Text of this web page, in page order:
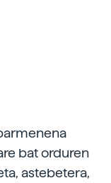
bat orduren
astebetera,